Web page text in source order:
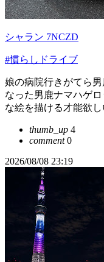
シャラン 7NCZD
#慣らしドライブ
娘の病院行きがてら
なった男鹿ナマハゲ
な絵を描ける才能欲
thumb_up 4
comment0
2026/08/08 23:19